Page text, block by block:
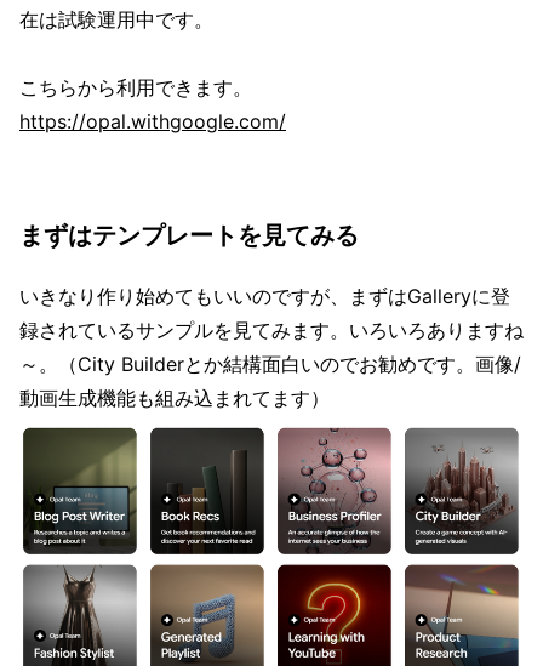
在は試験運用中です。
こちらから利用できます。
https://opal.withgoogle.com/
まずはテンプレートを見てみる
いきなり作り始めてもいいのですが、まずはGalleryに登
録されているサンプルを見てみます。いろいろありますね
～。（City Builderとか結構面白いのでお勧めです。画像/
動画生成機能も組み込まれてます）